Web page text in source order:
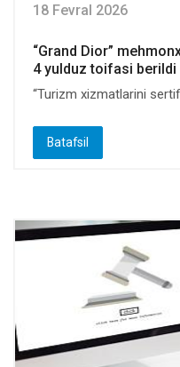
18 Fevral 2026
“Grand Dior”
4 yulduz toifasi berildi
“Turizm xizmatlarini
Batafsil